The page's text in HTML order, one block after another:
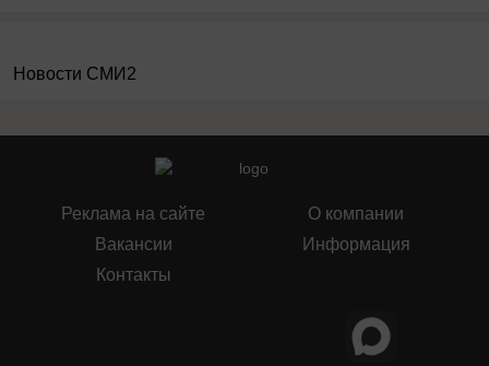
Новости СМИ2
Реклама на сайте
Вакансии
Контакты
О компании
Информация